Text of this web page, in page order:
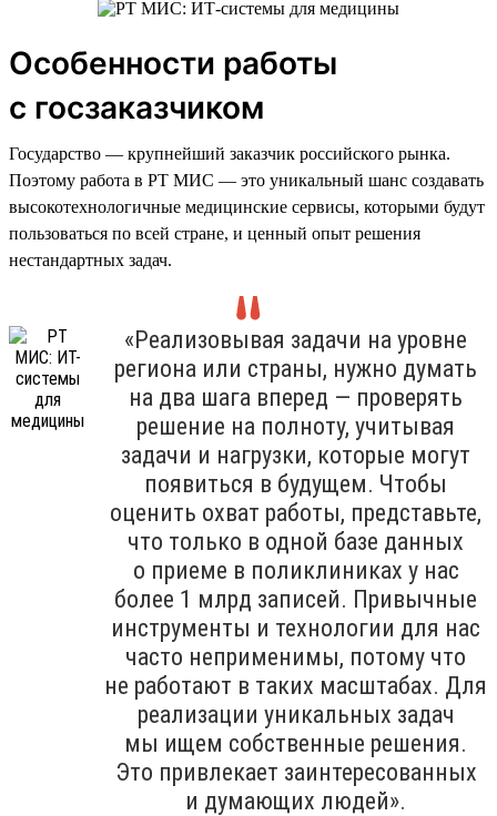
Особенности работы
с госзаказчиком
Государство — крупнейший заказчик российского рынка.
Поэтому работа в РТ МИС — это уникальный шанс создавать
высокотехнологичные медицинские сервисы, которыми будут
пользоваться по всей стране, и ценный опыт решения
нестандартных задач.
«Реализовывая задачи на уровне
региона или страны, нужно думать
на два шага вперед — проверять
решение на полноту, учитывая
задачи и нагрузки, которые могут
появиться в будущем. Чтобы
оценить охват работы, представьте,
что только в одной базе данных
о приеме в поликлиниках у нас
более 1 млрд записей. Привычные
инструменты и технологии для нас
часто неприменимы, потому что
не работают в таких масштабах. Для
реализации уникальных задач
мы ищем собственные решения.
Это привлекает заинтересованных
и думающих людей».